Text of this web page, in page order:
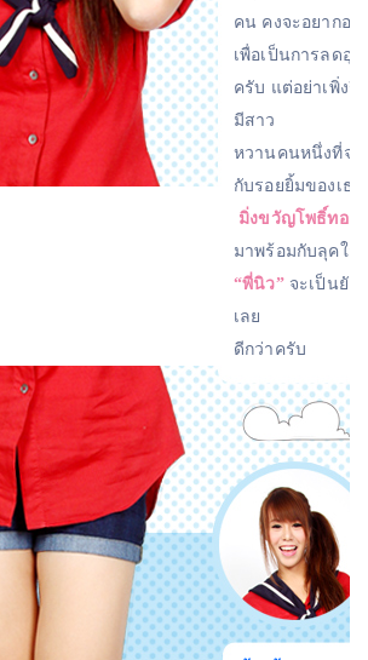
คน คงจะอยากอ
เพื่อเป็นการลดอุ
ครับ แต่อย่าเพิ่ง
มีสาว
หวานคนหนึ่งที่จะ
กับรอยยิ้มของเธ
มิ่งขวัญโพธิ์ทอง
มาพร้อมกับลุคใส
“พี่นิว”จะเป็นยัง
เลย
ดีกว่าครับ